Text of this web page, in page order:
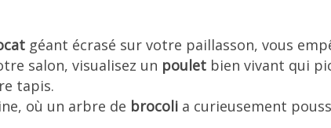
géant écrasé sur votre paillasson, vous
salon, visualisez un poulet bien vivant qui
tapis.
où un arbre de brocoli a curieusement